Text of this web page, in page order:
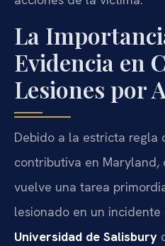
La
Evidencia en
Lesiones por
Debido a la estricta regla
contributiva en Maryland,
vuelve una tarea
lesionado en un
Universidad de Salisbury